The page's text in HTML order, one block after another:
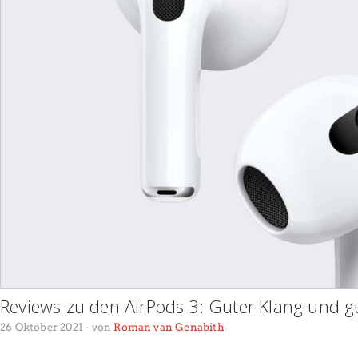
Reviews zu den AirPods 3: Guter Klang und
26 Oktober 2021- von Roman van Genabith